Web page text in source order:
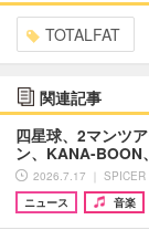
TOTALFAT
関連記事
四星球、2マンツ
ン、KANA-BOON
2026.7.17 ｜ SPICER
ニュース
音楽